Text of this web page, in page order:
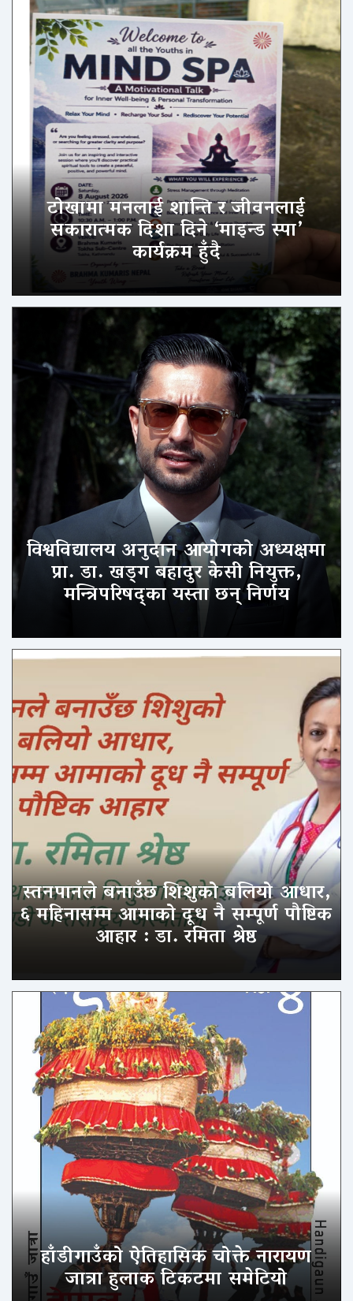
टोखामा मनलाई शान्ति र जीवनलाई
सकारात्मक दिशा दिने ‘माइन्ड स्पा’
कार्यक्रम हुँदै
विश्वविद्यालय अनुदान आयोगको अध्यक्षमा
प्रा. डा. खड्ग बहादुर केसी नियुक्त,
मन्त्रिपरिषद्का यस्ता छन् निर्णय
स्तनपानले बनाउँछ शिशुको बलियो आधार,
६ महिनासम्म आमाको दूध नै सम्पूर्ण पौष्टिक
आहार : डा. रमिता श्रेष्ठ
हाँडीगाउँको ऐतिहासिक चोक्ते नारायण
जात्रा हुलाक टिकटमा समेटियो